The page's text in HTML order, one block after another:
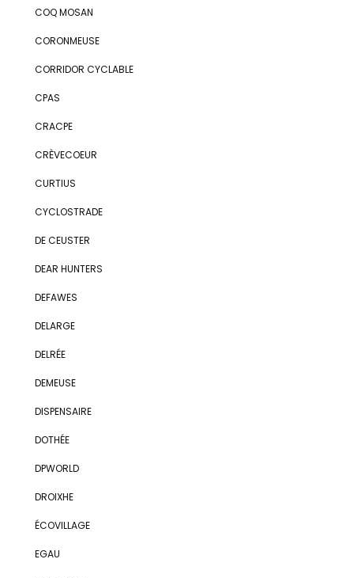
COQ MOSAN
CORONMEUSE
CORRIDOR CYCLABLE
CPAS
CRACPE
CRÈVECOEUR
CURTIUS
CYCLOSTRADE
DE CEUSTER
DEAR HUNTERS
DEFAWES
DELARGE
DELRÉE
DEMEUSE
DISPENSAIRE
DOTHÉE
DPWORLD
DROIXHE
ÉCOVILLAGE
EGAU